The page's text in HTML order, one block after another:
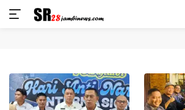
konten